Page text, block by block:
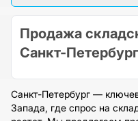
Продажа
Санкт-
Санкт-Петербург —
Запада, где спрос на